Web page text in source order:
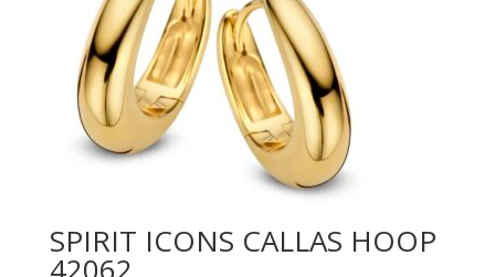
SPIRIT ICONS CALLAS HOOP